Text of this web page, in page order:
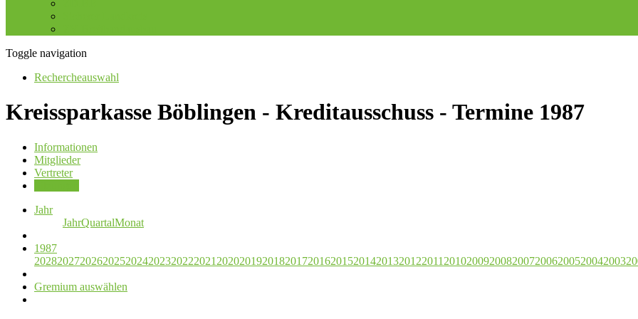
Toggle navigation
Rechercheauswahl
Kreissparkasse Böblingen - Kreditausschuss - Termine 1987
Informationen
Mitglieder
Vertreter
Jahr
JahrQuartalMonat
1987
20282027202620252024202320222021 2020201920182017201620152014201320122011 20102009200820072006200520042003
Gremium auswählen